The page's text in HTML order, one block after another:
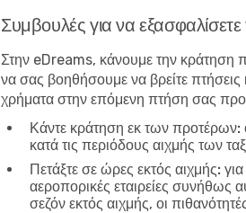
Συμβουλές για να
Στην eDreams, κάνουμε την κράτηση
να σας βοηθήσουμε να βρείτε
χρήματα στην επόμενη πτήση σας
Κάντε κράτηση εκ των προτέρων:
κατά τις περιόδους αιχμής των
Πετάξτε σε ώρες εκτός αιχμής:
αεροπορικές εταιρείες συνήθως
σεζόν εκτός αιχμής, οι